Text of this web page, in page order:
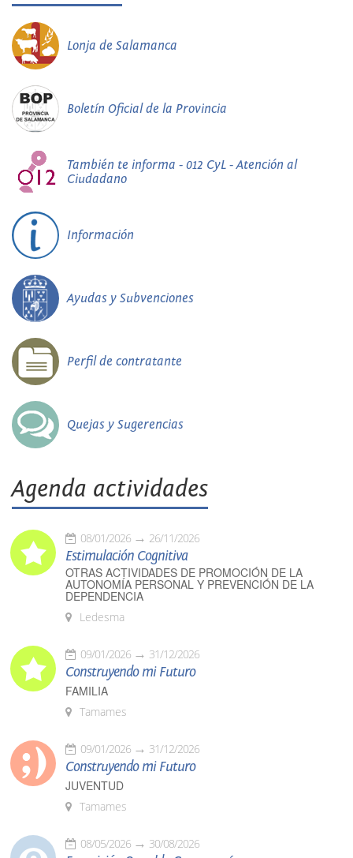
Lonja de Salamanca
Boletín Oficial de la Provincia
También te informa - 012 CyL - Atención al
Ciudadano
Información
Ayudas y Subvenciones
Perfil de contratante
Quejas y Sugerencias
Agenda actividades
08/01/2026 26/11/2026
Estimulación Cognitiva
OTRAS ACTIVIDADES DE PROMOCIÓN DE LA
AUTONOMÍA PERSONAL Y PREVENCIÓN DE LA
DEPENDENCIA
Ledesma
09/01/2026 31/12/2026
Construyendo mi Futuro
FAMILIA
Tamames
09/01/2026 31/12/2026
Construyendo mi Futuro
JUVENTUD
Tamames
08/05/2026 30/08/2026